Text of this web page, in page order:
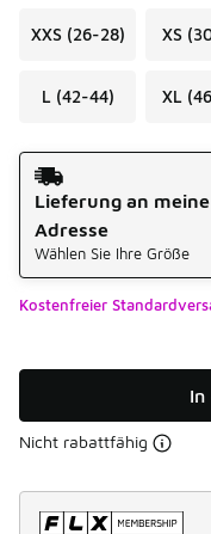
XXS (26-28) XS
L (42-44) XL
Versandart
Lieferung an meine
Adresse
Wählen Sie Ihre Größe
Kostenfreier
In
Nicht rabattfähig